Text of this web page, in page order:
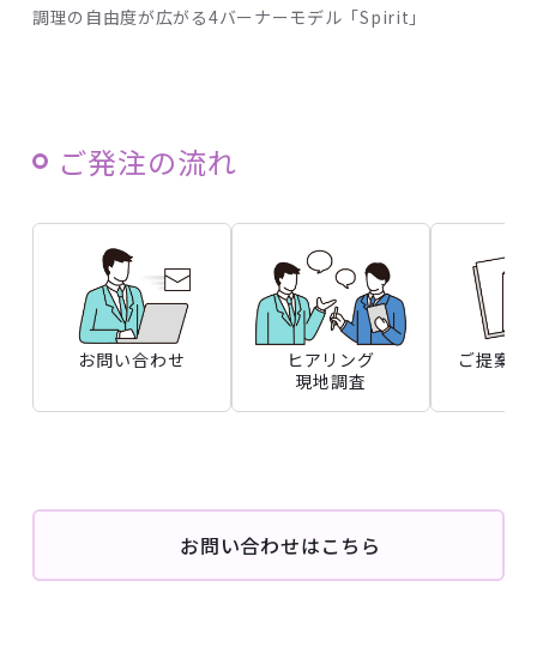
調理の自由度が広がる4バーナーモデル「Spirit」
ご発注の流れ
お問い合わせ
ヒアリング
現地調査
ご提案・
お問い合わせはこちら